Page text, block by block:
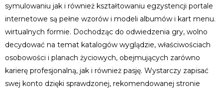
symulowaniu jak i również kształtowaniu egzystencji portale
internetowe są pełne wzorów i modeli albumów i kart menu.
wirtualnych formie. Dochodząc do odwiedzenia gry, wolno
decydować na temat katalogów wyglądzie, właściwościach
osobowości i planach życiowych, obejmujących zarówno
karierę profesjonalną, jak i również pasję. Wystarczy zapisać
swej konto dzięki sprawdzonej, rekomendowanej stronie